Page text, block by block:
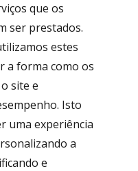
que os
ser prestados.
estes
a forma como os
site e
Isto
uma experiência
a
e